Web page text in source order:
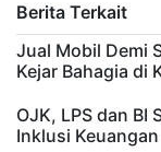
Berita Terkait
Jual Mobil Demi
Kejar Bahagia di
OJK, LPS dan
Inklusi